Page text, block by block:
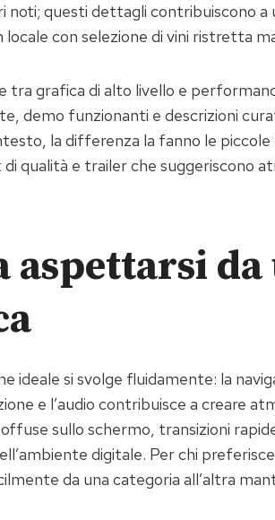
noti; questi dettagli contribuiscono a
locale con selezione di vini ristretta
tra grafica di alto livello e
demo funzionanti e descrizioni
la differenza la fanno le
qualità e trailer che suggeriscono
aspettarsi
ideale si svolge fluidamente: la
e l’audio contribuisce a creare
sullo schermo, transizioni
digitale. Per chi
da una categoria all’altra